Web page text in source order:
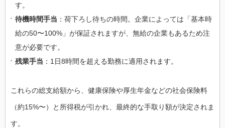
す。
待機時間手当 ：荷下ろし待ちの時間。企業によっては「基本時
給の50〜100%」が保証されますが、無給の企業もあるため注
意が必要です。
残業手当 ：1日8時間を超える勤務に適用されます。
これらの総支給額から、健康保険や厚生年金などの社会保険料
（約15%〜）と所得税が引かれ、最終的な手取り額が決定されま
す。